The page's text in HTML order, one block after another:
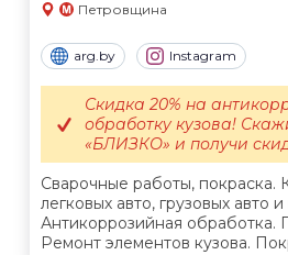
Петровщина
arg.by Instagram
Сварочные работы, покраска.
легковых авто, грузовых авто
Антикоррозийная обработка.
Ремонт элементов кузова.
Скидка 20% на
обработку кузова!
«БЛИЗКО» и получи